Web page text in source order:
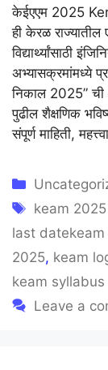
केईएएम 2025
ही केरळ
विद्यार्थ्यांसाठी
अभ्यासक्रमांमध्ये
निकाल 2025” ची
पुढील शैक्षणिक
संपूर्ण माहिती,
Categories
Tags
keam
last
2025, keam
keam
Leave a